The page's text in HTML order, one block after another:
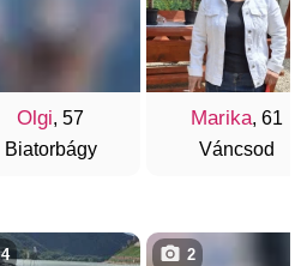
Olgi, 57
Biatorbágy
Marika, 61
Váncsod
4 2